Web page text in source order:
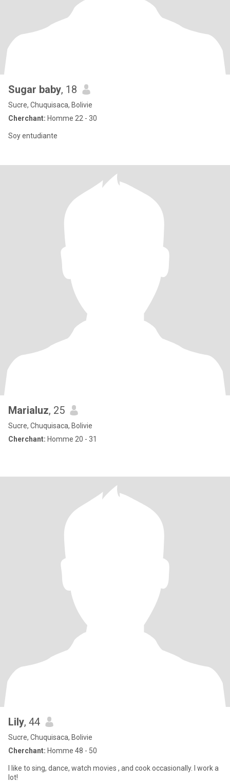
Sugar baby, 18
Sucre, Chuquisaca, Bolivie
Cherchant: Homme 22 - 30
Soy entudiante
Marialuz, 25
Sucre, Chuquisaca, Bolivie
Cherchant: Homme 20 - 31
Lily, 44
Sucre, Chuquisaca, Bolivie
Cherchant: Homme 48 - 50
I like to sing, dance, watch movies , and cook occasionally. I work a
lot!